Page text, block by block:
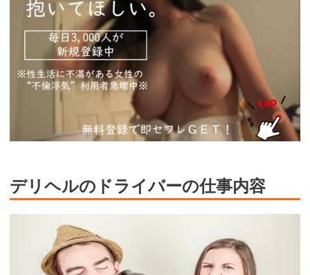
デリヘルのドライバーの仕事内容